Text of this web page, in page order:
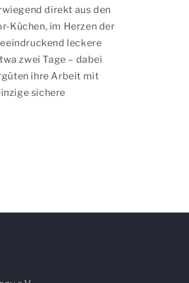
direkt aus den
Küchen, im Herzen der
leckere
zwei Tage – dabei
ihre Arbeit mit
sichere